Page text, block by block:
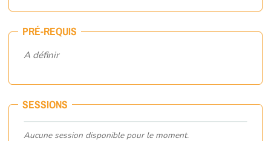
PRÉ-REQUIS
A définir
SESSIONS
Aucune session disponible pour le moment.